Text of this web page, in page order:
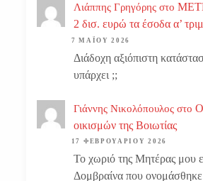
Λιάππης Γρηγόρης στο
2 δισ. ευρώ τα έσοδα α’
7 ΜΑΪ́ΟΥ 2026
Διάδοχη αξιόπιστη
υπάρχει ;;
Γιάννης Νικολόπουλος στο
οικισμών της Βοιωτίας
17 ΦΕΒΡΟΥΑΡΊΟΥ 2026
Το χωριό της Μητέρας μου
Δομβραίνα που